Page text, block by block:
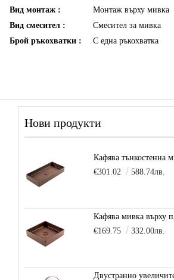
Вид монтаж :
Монтаж върху мивка
Вид смесител :
Смесител за мивка
Брой ръкохватки :
С една ръкохватка
Нови продукти
€301.02
588.74лв.
€169.75
332.00лв.